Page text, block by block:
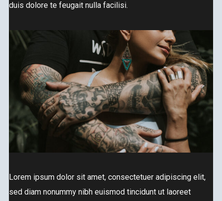
duis dolore te feugait nulla facilisi.
Lorem ipsum dolor sit amet, consectetuer adipiscing elit,
sed diam nonummy nibh euismod tincidunt ut laoreet